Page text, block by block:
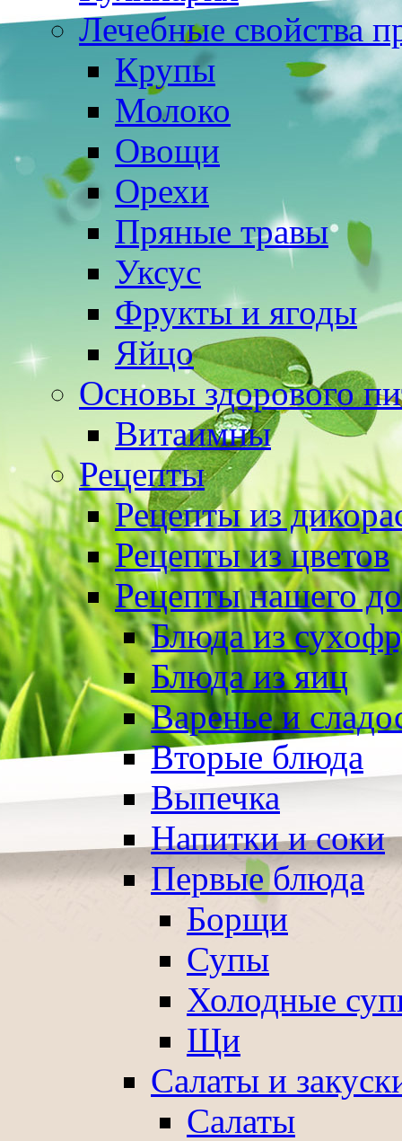
Лечебные свойства
Крупы
Молоко
Овощи
Орехи
Пряные травы
Уксус
Фрукты и ягоды
Яйцо
Основы здорового
Витаимны
Рецепты
Рецепты из
Рецепты из цветов
Рецепты нашего
Блюда из
Блюда из яиц
Варенье и
Вторые блюда
Выпечка
Напитки и соки
Первые блюда
Борщи
Супы
Холодные
Щи
Салаты и
Салаты